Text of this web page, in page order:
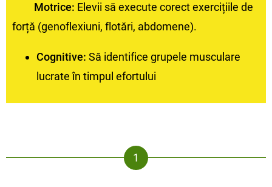
Motrice: Elevii să execute corect exercițiile de
forță (genoflexiuni, flotări, abdomene).
Cognitive: Să identifice grupele musculare
lucrate în timpul efortului